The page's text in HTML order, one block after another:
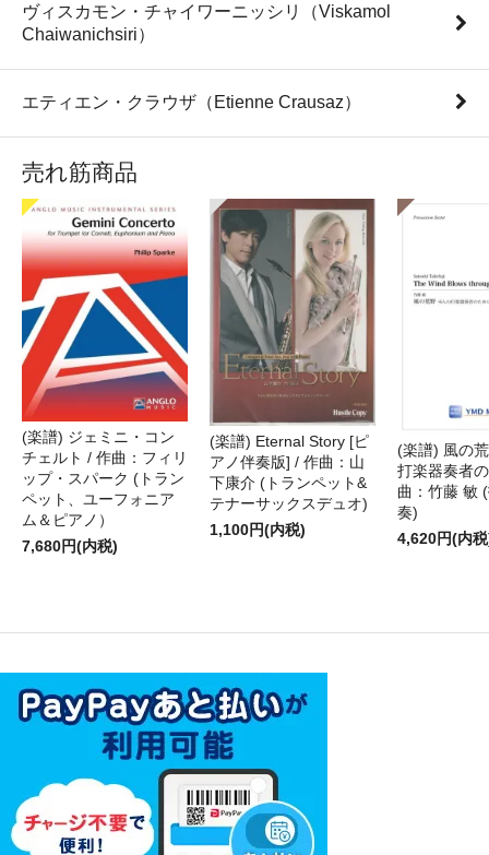
ヴィスカモン・チャイワーニッシリ（Viskamol
Chaiwanichsiri）
エティエン・クラウザ（Etienne Crausaz）
売れ筋商品
(楽譜) ジェミニ・コン
チェルト / 作曲：フィリ
ップ・スパーク (トラン
ペット、ユーフォニア
ム＆ピアノ）
7,680円(内税)
(楽譜) Eternal Story [ピ
アノ伴奏版] / 作曲：山
下康介 (トランペット&
テナーサックスデュオ)
1,100円(内税)
(楽譜) 風の
打楽器奏者
曲：竹藤 敏
奏)
4,620円(内